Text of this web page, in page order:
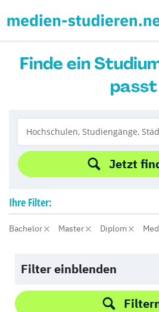
Finde ein
passt
Jetzt
Ihre Filter:
Bachelor Master Diplom
Filter einblenden